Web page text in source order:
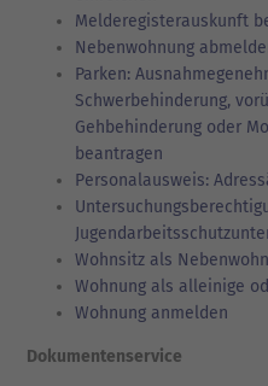
Melderegisterauskunft
Nebenwohnung
Parken:
Schwerbehinderung,
Gehbehinderung oder
beantragen
Personalausweis:
Wohnsitz als
Wohnung als alleinige
Wohnung anmelden
Dokumentenservice